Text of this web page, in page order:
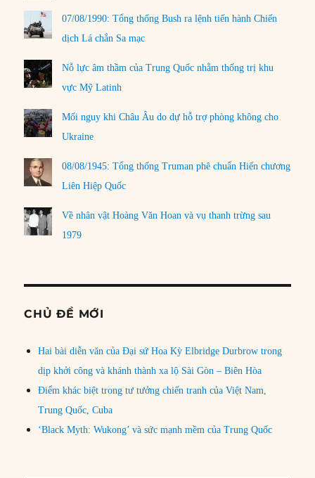
07/08/1990: Tổng thống Bush ra lệnh tiến hành Chiến
dịch Lá chắn Sa mạc
Nỗ lực âm thầm của Trung Quốc nhằm thống trị khu
vực Mỹ Latinh
Mối nguy khi Châu Âu do dự hỗ trợ phòng không cho
Ukraine
08/08/1945: Tổng thống Truman phê chuẩn Hiến chương
Liên Hiệp Quốc
Về nhân vật Hoàng Văn Hoan và vụ thanh trừng sau
1979
CHỦ ĐỀ MỚI
Hai bài diễn văn của Đại sứ Hoa Kỳ Elbridge Durbrow trong
dịp khởi công và khánh thành xa lộ Sài Gòn – Biên Hòa
Điểm khác biệt trong tư tưởng chiến tranh của Việt Nam,
Trung Quốc, Cuba
‘Black Myth: Wukong’ và sức mạnh mềm của Trung Quốc